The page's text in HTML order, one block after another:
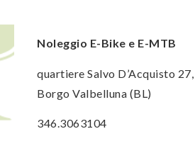
Noleggio E-Bike e E-MTB
quartiere Salvo D’Acquisto
Borgo Valbelluna (BL)
346.3063104